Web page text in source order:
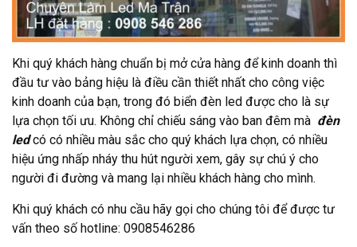
Khi quý khách hàng chuẩn bị mở cửa hàng để kinh doanh thì
đầu tư vào bảng hiệu là điều cần thiết nhất cho công việc
kinh doanh của bạn, trong đó biển đèn led được cho là sự
lựa chọn tối ưu. Không chỉ chiếu sáng vào ban đêm mà đèn
ledcó có nhiều màu sắc cho quý khách lựa chọn, có nhiều
hiệu ứng nhấp nháy thu hút người xem, gây sự chú ý cho
người đi đường và mang lại nhiều khách hàng cho mình.
Khi quý khách có nhu cầu hãy gọi cho chúng tôi để được tư
vấn theo số hotline: 0908546286